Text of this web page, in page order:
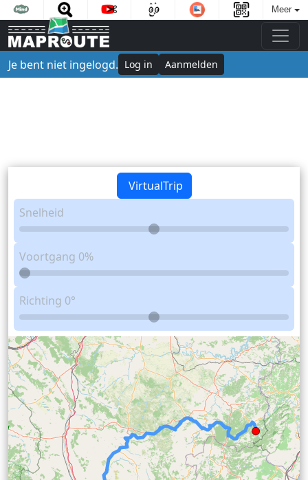
Meer
Je bent niet ingelogd. Log in Aanmelden
VirtualTrip
Snelheid
Voortgang 0%
Richting 0°